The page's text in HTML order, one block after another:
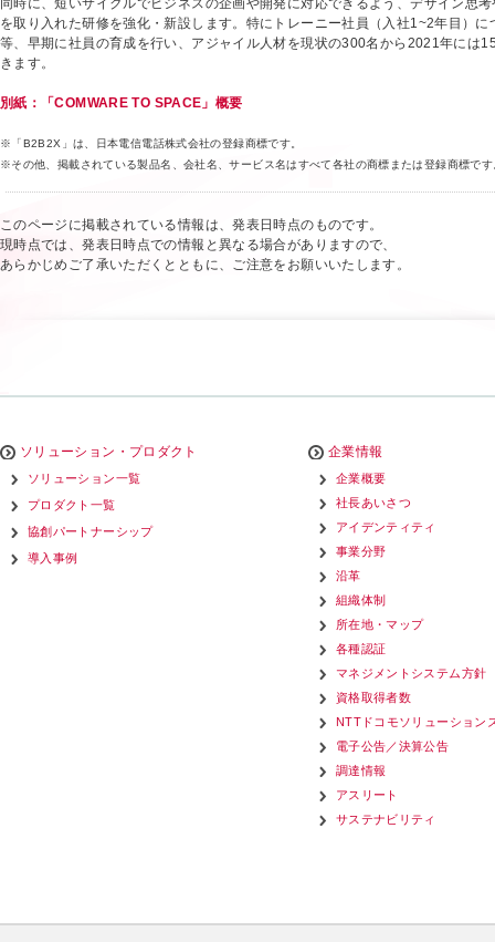
同時に、短いサイクルでビジネスの企画や開発に対応できるよう、デザイン思
を取り入れた研修を強化・新設します。特にトレーニー社員（入社1~2年目）に
等、早期に社員の育成を行い、アジャイル人材を現状の300名から2021年には
きます。
別紙：「COMWARE TO SPACE」概要
※「B2B2X」は、日本電信電話株式会社の登録商標です。
※その他、掲載されている製品名、会社名、サービス名はすべて各社の商標または登録商標です
このページに掲載されている情報は、発表日時点のものです。
現時点では、発表日時点での情報と異なる場合がありますので、
あらかじめご了承いただくとともに、ご注意をお願いいたします。
ソリューション・プロダクト
ソリューション一覧
プロダクト一覧
協創パートナーシップ
導入事例
企業情報
企業概要
社長あいさつ
アイデンティティ
事業分野
沿革
組織体制
所在地・マップ
各種認証
マネジメントシステム方針
資格取得者数
NTTドコモソリューション
電子公告／決算公告
調達情報
アスリート
サステナビリティ